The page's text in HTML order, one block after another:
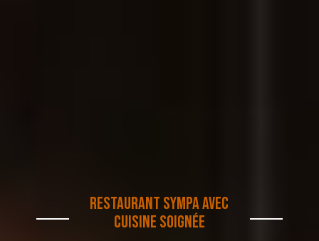
RESTAURANT SYMPA AVEC
CUISINE SOIGNÉE